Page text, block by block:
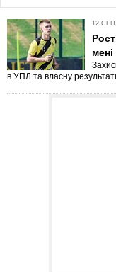
12
в УПЛ та власну